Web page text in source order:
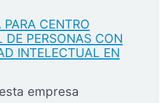
CENTRO
DE PERSONAS CON
INTELECTUAL EN
empresa